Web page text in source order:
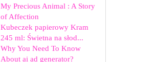
My Precious Animal : A Story
of Affection
Kubeczek papierowy Kram
245 ml: Świetna na słod...
Why You Need To Know
About ai ad generator?